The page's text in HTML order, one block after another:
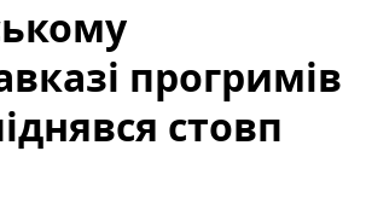
прогримів
стовп